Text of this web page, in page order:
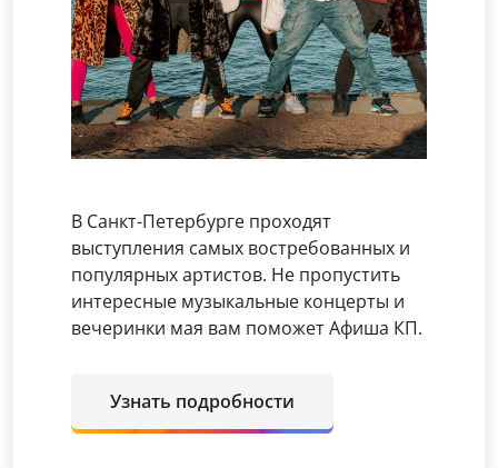
В Санкт-Петербурге проходят
выступления самых востребованных и
популярных артистов. Не пропустить
интересные музыкальные концерты и
вечеринки мая вам поможет Афиша КП.
Узнать подробности